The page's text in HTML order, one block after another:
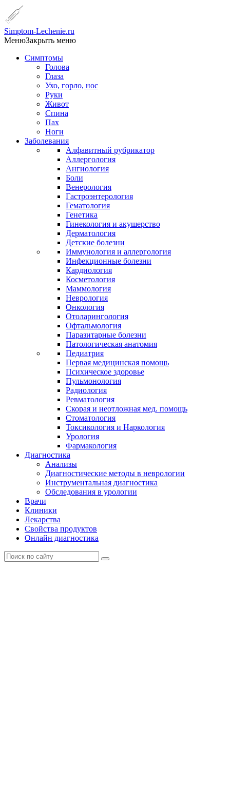
Simptom-Lechenie.ru
МенюЗакрыть меню
Симптомы
Голова
Глаза
Ухо, горло, нос
Руки
Живот
Спина
Пах
Ноги
Заболевания
Алфавитный рубрикатор
Аллергология
Ангиология
Боли
Венерология
Гастроэнтерология
Гематология
Генетика
Гинекология и акушерство
Дерматология
Детские болезни
Иммунология и аллергология
Инфекционные болезни
Кардиология
Косметология
Маммология
Неврология
Онкология
Отоларингология
Офтальмология
Паразитарные болезни
Патологическая анатомия
Педиатрия
Первая медицинская помощь
Психическое здоровье
Пульмонология
Радиология
Ревматология
Скорая и неотложная мед. помощь
Стоматология
Токсикология и Наркология
Урология
Фармакология
Диагностика
Анализы
Диагностические методы в неврологии
Инструментальная диагностика
Обследования в урологии
Врачи
Клиники
Лекарства
Свойства продуктов
Онлайн диагностика